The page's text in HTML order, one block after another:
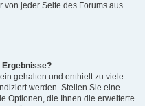
von jeder Seite des Forums aus
Ergebnisse?
gehalten und enthielt zu viele
werden. Stellen Sie eine
Optionen, die Ihnen die erweiterte